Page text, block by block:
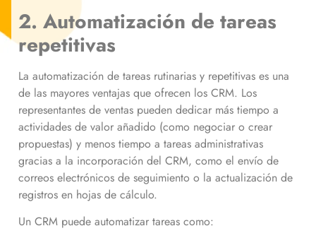
2. Automatización de tareas
repetitivas
La automatización de tareas rutinarias y repetitivas es una
de las mayores ventajas que ofrecen los CRM. Los
representantes de ventas pueden dedicar más tiempo a
actividades de valor añadido (como negociar o crear
propuestas) y menos tiempo a tareas administrativas
gracias a la incorporación del CRM, como el envío de
correos electrónicos de seguimiento o la actualización de
registros en hojas de cálculo.
Un CRM puede automatizar tareas como: